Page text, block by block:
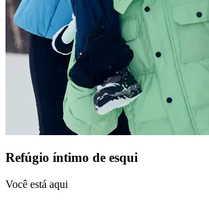
Refúgio íntimo de esqui
Você está aqui